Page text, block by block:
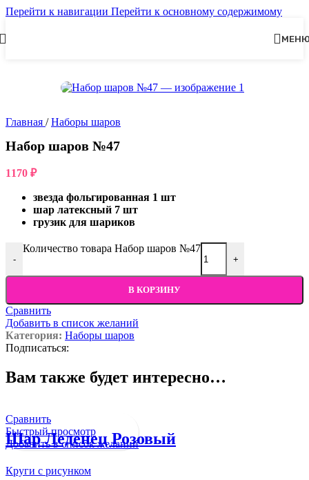
Перейти к навигации Перейти к основному содержимому
Главная / Наборы шаров
Набор шаров №47
1170 ₽
звезда фольгированная 1 шт
шар латексный 7 шт
грузик для шариков
-
Количество товара Набор шаров №47
+
В КОРЗИНУ
Сравнить
Добавить в список желаний
Категория: Наборы шаров
Подписаться:
Вам также будет интересно…
Сравнить
Быстрый просмотр
Добавить в список желаний
Шар Леденец Розовый
Круги с рисунком